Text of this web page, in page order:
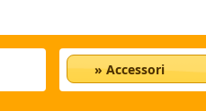
» Accessori